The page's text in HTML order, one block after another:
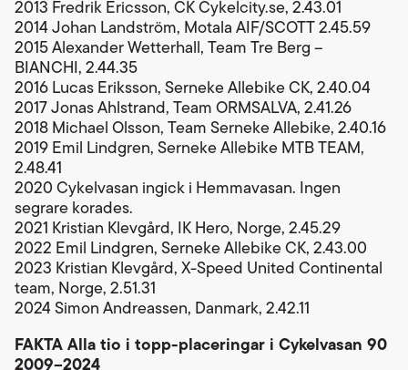
2013 Fredrik Ericsson, CK Cykelcity.se, 2.43.01
2014 Johan Landström, Motala AIF/SCOTT 2.45.59
2015 Alexander Wetterhall, Team Tre Berg –
BIANCHI, 2.44.35
2016 Lucas Eriksson, Serneke Allebike CK, 2.40.04
2017 Jonas Ahlstrand, Team ORMSALVA, 2.41.26
2018 Michael Olsson, Team Serneke Allebike, 2.40.16
2019 Emil Lindgren, Serneke Allebike MTB TEAM,
2.48.41
2020 Cykelvasan ingick i Hemmavasan. Ingen
segrare korades.
2021 Kristian Klevgård, IK Hero, Norge, 2.45.29
2022 Emil Lindgren, Serneke Allebike CK, 2.43.00
2023 Kristian Klevgård, X-Speed United Continental
team, Norge, 2.51.31
2024 Simon Andreassen, Danmark, 2.42.11
FAKTA Alla tio i topp-placeringar i Cykelvasan 90
2009–2024